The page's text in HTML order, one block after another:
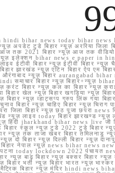
bihar news today bihar
अपडेट टुडे बिहार न्यूज़ अररिया जिला
तक 2021 बिहार न्यूज़ आज तक वीडियो
न्यूज़ इलेक्शन bihar news e paper in
ईटीवी बिहार न्यूज़ ईटीवी बिहार
झारखंड न्यूज़ एटिन बिहार ऐप एम
औरंगाबाद न्यूज़ बिहार
समाचार बिहार न्यूज़
बिहार न्यूज़ कल का बिहार न्यूज़
खेल न्यूज़ बिहार खगड़िया न्यूज़
बिहार न्यूज़ व्हाट्सप्प ग्रुप लिंक
बिहार न्यूज़ चाहिए बिहार न्यूज़
बिहार न्यूज़ छठ पूजा छपरा news
न्यूज़ लाइव today बिहार झारखण्ड
jharkhand bihar news live जी
बिहार स्कूल न्यूज़ टुडे 2022 टुडे
न्यूज़ तक ताजा खबर बिहार तमिलनाडु
दो बिहार न्यूज़ दिल्ली बिहार न्यूज़
बिहार नेपाल न्यूज़ news bihar news
पटना today lockdown 2022 पंचायत
न्यूज़ बाढ़ बिहार न्यूज़ बक्सर बिहार
बिहार भर्ती न्यूज़ बिहार भारत न्यूज़
मैट्रिक बिहार न्यूज़ मंदिर hindi news